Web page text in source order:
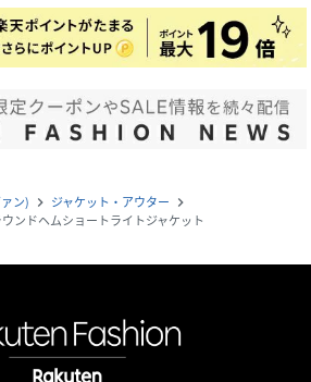
ン) navigate_next ジャケット・アウター navigate_next
ウンドヘムショートライトジャケット